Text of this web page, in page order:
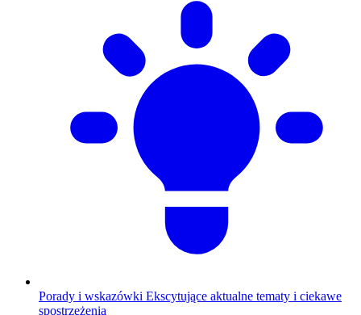
Porady i wskazówki Ekscytujące aktualne tematy i ciekawe
spostrzeżenia